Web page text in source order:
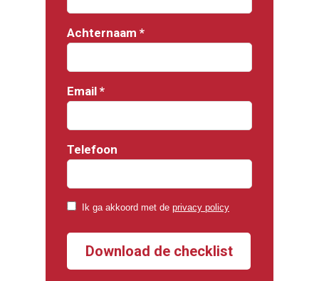
Achternaam *
Email *
Telefoon
Ik ga akkoord met de privacy policy
Download de checklist